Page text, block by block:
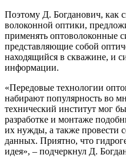
Поэтому Д. Богданович, как
волоконной оптики,
применять оптоволоконные
представляющие собой
находящийся в скважине, и
информации.
«Передовые технологии
набирают популярность во
технический институт мог
разработке и монтаже
их нужды, а также провести
данных. Приятно, что
идея», – подчеркнул Д.